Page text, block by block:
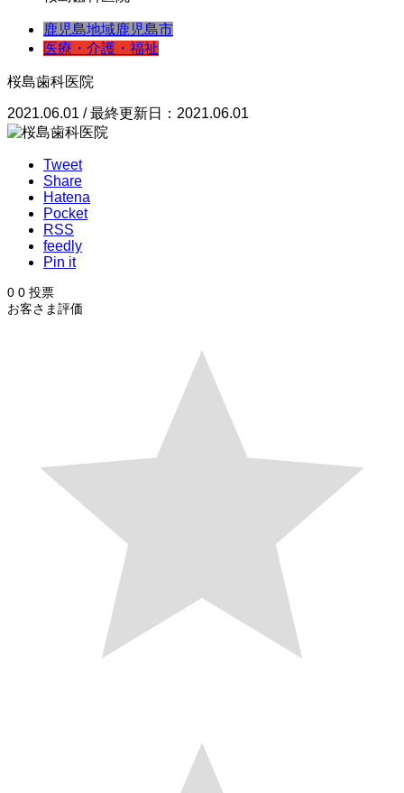
鹿児島地域鹿児島市
医療・介護・福祉
桜島歯科医院
2021.06.01 / 最終更新日：2021.06.01
Tweet
Share
Hatena
Pocket
RSS
feedly
Pin it
0 0 投票
お客さま評価